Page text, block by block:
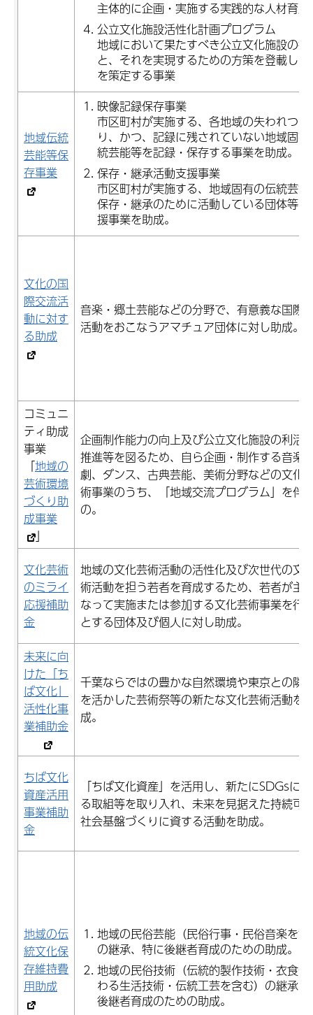
主体的に企画・実施する実践的な人材育成
公立文化施設活性化計画プログラム
地域において果たすべき公立文化施設の役
と、それを実現するための方策を登載した
を策定する事業
地域伝統
芸能等保
存事業
映像記録保存事業
市区町村が実施する、各地域の失われつつ
り、かつ、記録に残されていない地域固
統芸能等を記録・保存する事業を助成。
保存・継承活動支援事業
市区町村が実施する、地域固有の伝統芸能
保存・継承のために活動している団体等へ
援事業を助成。
文化の国
際交流活
動に対す
る助成
音楽・郷土芸能などの分野で、有意義な国際
活動をおこなうアマチュア団体に対し助成。
コミュニ
ティ助成
事業
「地域の
芸術環境
づくり助
成事業
」
企画制作能力の向上及び公立文化施設の利活
推進等を図るため、自ら企画・制作する音楽
劇、ダンス、古典芸能、美術分野などの文化
術事業のうち、「地域交流プログラム」を伴
の。
文化芸術
のミライ
応援補助
金
地域の文化芸術活動の活性化及び次世代の文
術活動を担う若者を育成するため、若者が主
なって実施または参加する文化芸術事業を行
とする団体及び個人に対し助成。
未来に向
けた「ち
ば文化」
活性化事
業補助金
千葉ならではの豊かな自然環境や東京との隣
を活かした芸術祭等の新たな文化芸術活動を
成。
ちば文化
資産活用
事業補助
金
「ちば文化資産」を活用し、新たにSDGsに
る取組等を取り入れ、未来を見据えた持続可
社会基盤づくりに資する活動を助成。
地域の伝
統文化保
存維持費
用助成
地域の民俗芸能（民俗行事・民俗音楽を含
の継承、特に後継者育成のための助成。
地域の民俗技術（伝統的製作技術・衣食住
わる生活技術・伝統工芸を含む）の継承、
後継者育成のための助成。